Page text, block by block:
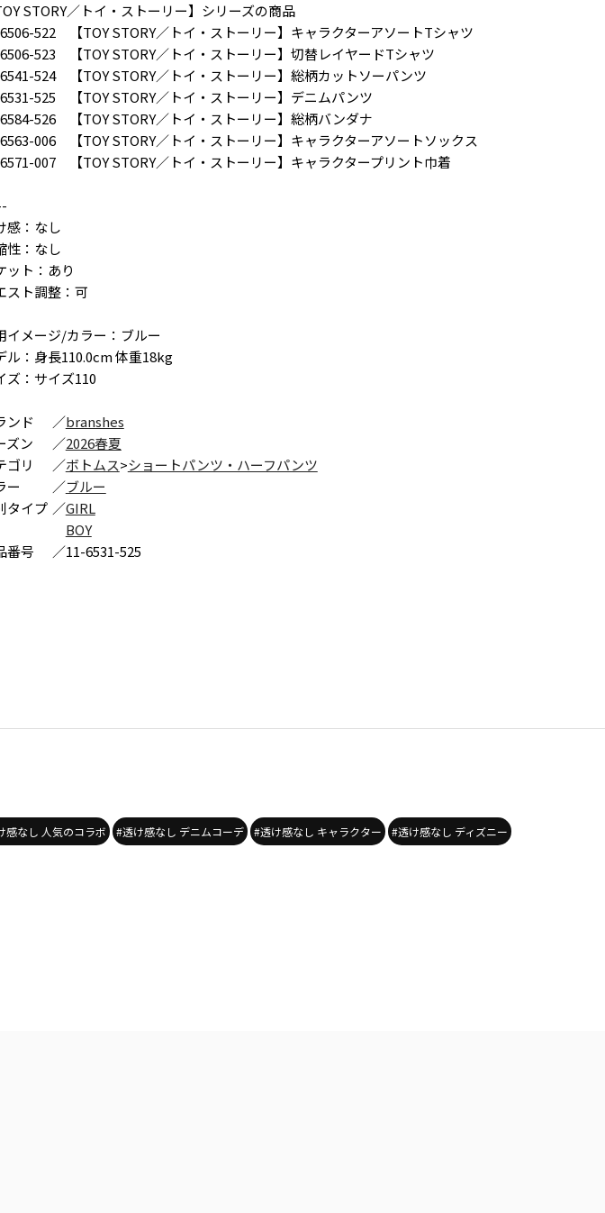
STORY／トイ・ストーリー】シリーズの商品
522 【TOY STORY／トイ・ストーリー】キャラクターアソートTシャツ
523 【TOY STORY／トイ・ストーリー】切替レイヤードTシャツ
524 【TOY STORY／トイ・ストーリー】総柄カットソーパンツ
525 【TOY STORY／トイ・ストーリー】デニムパンツ
526 【TOY STORY／トイ・ストーリー】総柄バンダナ
006 【TOY STORY／トイ・ストーリー】キャラクターアソートソックス
007 【TOY STORY／トイ・ストーリー】キャラクタープリント巾着
感：なし
性：なし
ット：あり
スト調整：可
イメージ/カラー：ブルー
ル：身長110.0cm 体重18kg
ズ：サイズ110
ンド ／branshes
ズン
／2026春夏
ゴリ
／ボトムス>ショートパンツ・ハーフパンツ
ー
／ブルー
タイプ ／GIRL
BOY
番号
／11-6531-525
感なし 人気のコラボ #透け感なし デニムコーデ #透け感なし キャラクター #透け感なし ディズニー